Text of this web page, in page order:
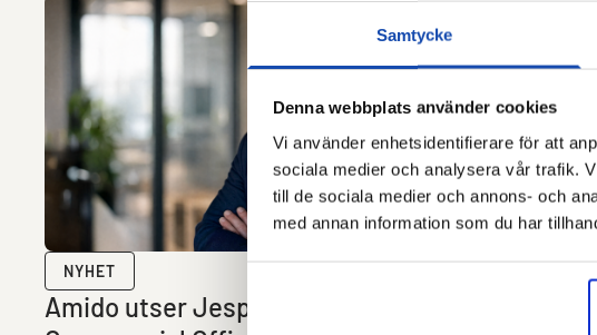
Samtycke
Denna webbplats använder cookies
Vi använder enhetsidentifierare för att
sociala medier och analysera vår trafik.
till de sociala medier och annons- och
med annan information som du har
NYHET
Amido utser Jesper Arenhill till Chief